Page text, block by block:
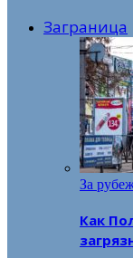
Заграница
За
Как